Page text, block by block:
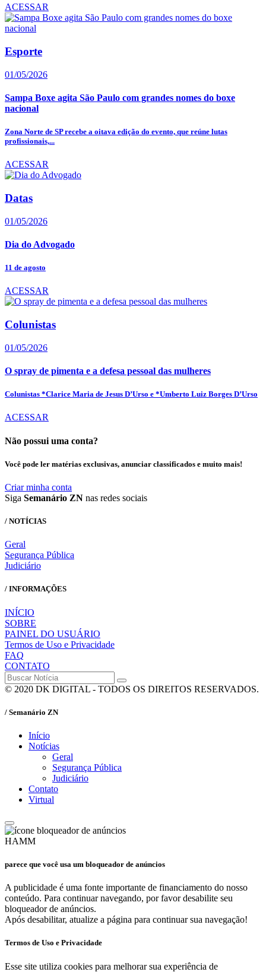
ACESSAR
Esporte
01/05/2026
Sampa Boxe agita São Paulo com grandes nomes do boxe
nacional
Zona Norte de SP recebe a oitava edição do evento, que reúne lutas
profissionais,...
ACESSAR
Datas
01/05/2026
Dia do Advogado
11 de agosto
ACESSAR
Colunistas
01/05/2026
O spray de pimenta e a defesa pessoal das mulheres
Colunistas *Clarice Maria de Jesus D’Urso e *Umberto Luiz Borges D’Urso
ACESSAR
Não possui uma conta?
Você pode ler matérias exclusivas, anunciar classificados e muito mais!
Criar minha conta
Siga Semanário ZN nas redes sociais
/ NOTÍCIAS
Geral
Segurança Pública
Judiciário
/ INFORMAÇÕES
INÍCIO
SOBRE
PAINEL DO USUÁRIO
Termos de Uso e Privacidade
FAQ
CONTATO
© 2020 DK DIGITAL - TODOS OS DIREITOS RESERVADOS.
/ Semanário ZN
Início
Notícias
Geral
Segurança Pública
Judiciário
Contato
Virtual
HAMM
parece que você usa um bloqueador de anúncios
A publicidade é uma fonte importante de financiamento do nosso
conteúdo. Para continuar navegando, por favor desabilite seu
bloqueador de anúncios.
Após desabilitar, atualize a página para continuar sua navegação!
Termos de Uso e Privacidade
Esse site utiliza cookies para melhorar sua experiência de